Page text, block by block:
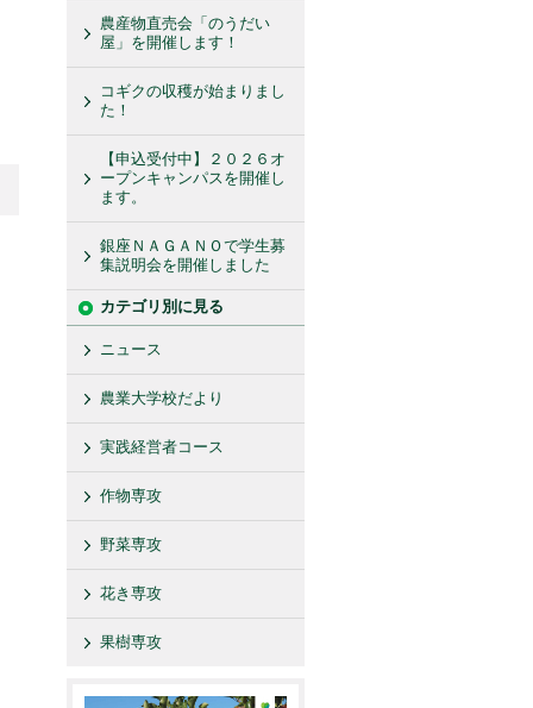
農産物直売会「のうだい
屋」を開催します！
コギクの収穫が始まりまし
た！
【申込受付中】２０２６オ
ープンキャンパスを開催し
ます。
銀座ＮＡＧＡＮＯで学生募
集説明会を開催しました
カテゴリ別に見る
ニュース
農業大学校だより
実践経営者コース
作物専攻
野菜専攻
花き専攻
果樹専攻